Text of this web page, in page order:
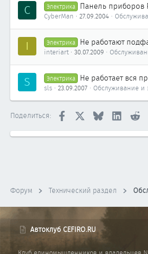
C Электрика Панель приборов
CyberMan 27.09.2004
I Электрика Не работают
interiart 30.07.2009
S Электрика Не работает вся
sls 23.09.2007 Обслуживание и
Поделиться: Facebook Bluesky LinkedIn
Форум Технический раздел
Автоклуб CEFIRO.RU